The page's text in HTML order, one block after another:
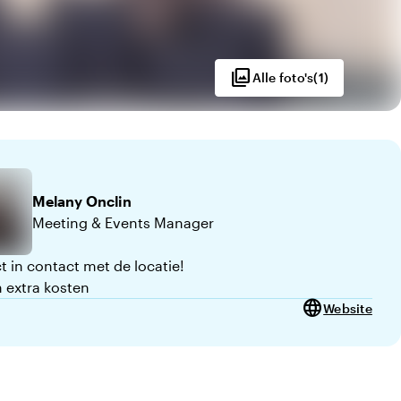
photo_libraryAlle foto's(1)
Melany Onclin
Meeting & Events Manager
in contact met de locatie!
extra kosten
languageWebsite